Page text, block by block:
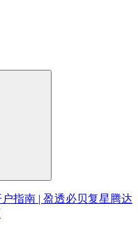
指南 | 盈透必贝复星腾达